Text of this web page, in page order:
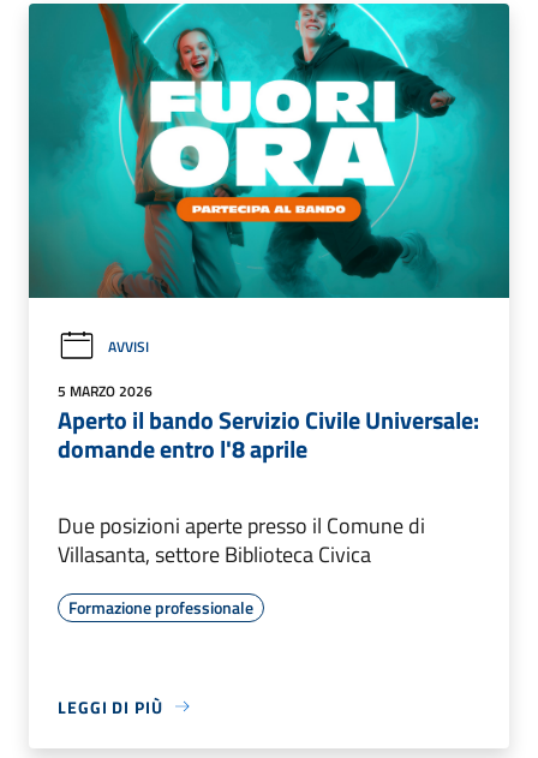
AVVISI
5 MARZO 2026
Aperto il bando Servizio Civile Universale:
domande entro l'8 aprile
Due posizioni aperte presso il Comune di
Villasanta, settore Biblioteca Civica
Formazione professionale
LEGGI DI PIÙ